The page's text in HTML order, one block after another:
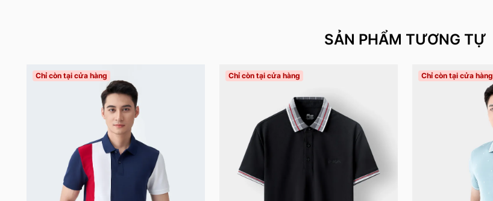
SẢN PHẨM TƯƠNG TỰ
Chỉ còn tại cửa hàng Chỉ còn tại cửa hàng Chỉ còn tại cửa hàng